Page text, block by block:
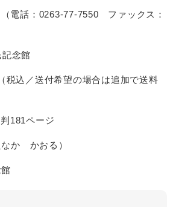
電話：0263-77-7550 ファックス：
念館
込／送付希望の場合は追加で送料
181ページ
か かおる）